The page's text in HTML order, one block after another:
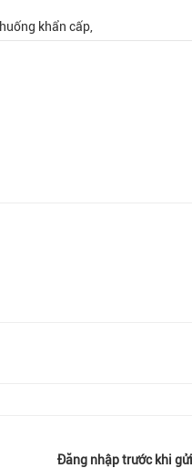
khẩn cấp,
Đăng nhập trước khi